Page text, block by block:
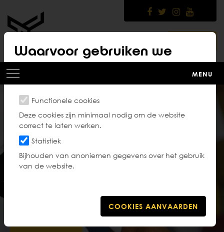
main
content
Waarvoor gebruiken we
cookies?
Functionele cookies
Deze cookies zijn minimaal nodig om de website
correct te laten werken.
Statistiek
Bijhouden van anoniemen gegevens over het gebruik
van de website.
MENU
Word lid
lidmaatschap aan bij een club naar